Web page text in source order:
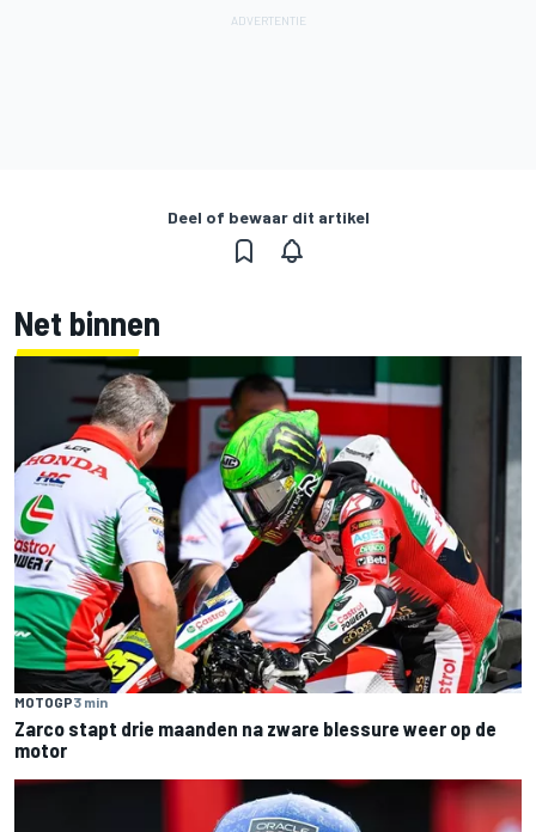
Deel of bewaar dit artikel
Net binnen
MOTOGP3 min
Zarco stapt drie maanden na zware blessure weer op de
motor